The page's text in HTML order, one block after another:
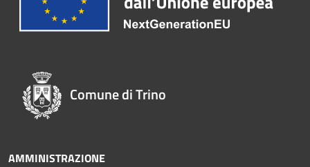
Comune di Trino
AMMINISTRAZIONE